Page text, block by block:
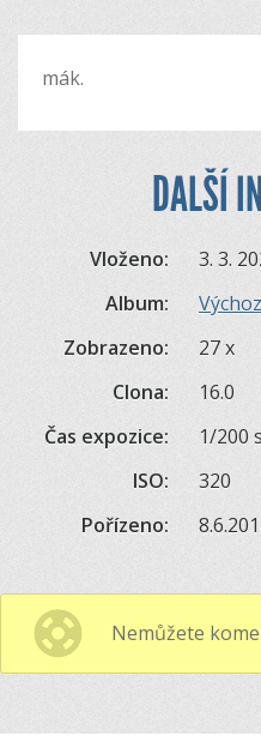
mák.
DALŠÍ
Vloženo:
3. 3.
Album:
Zobrazeno:
27 x
Clona:
16.0
Čas expozice:
1/200 s
ISO:
320
Pořízeno:
Nemůžete